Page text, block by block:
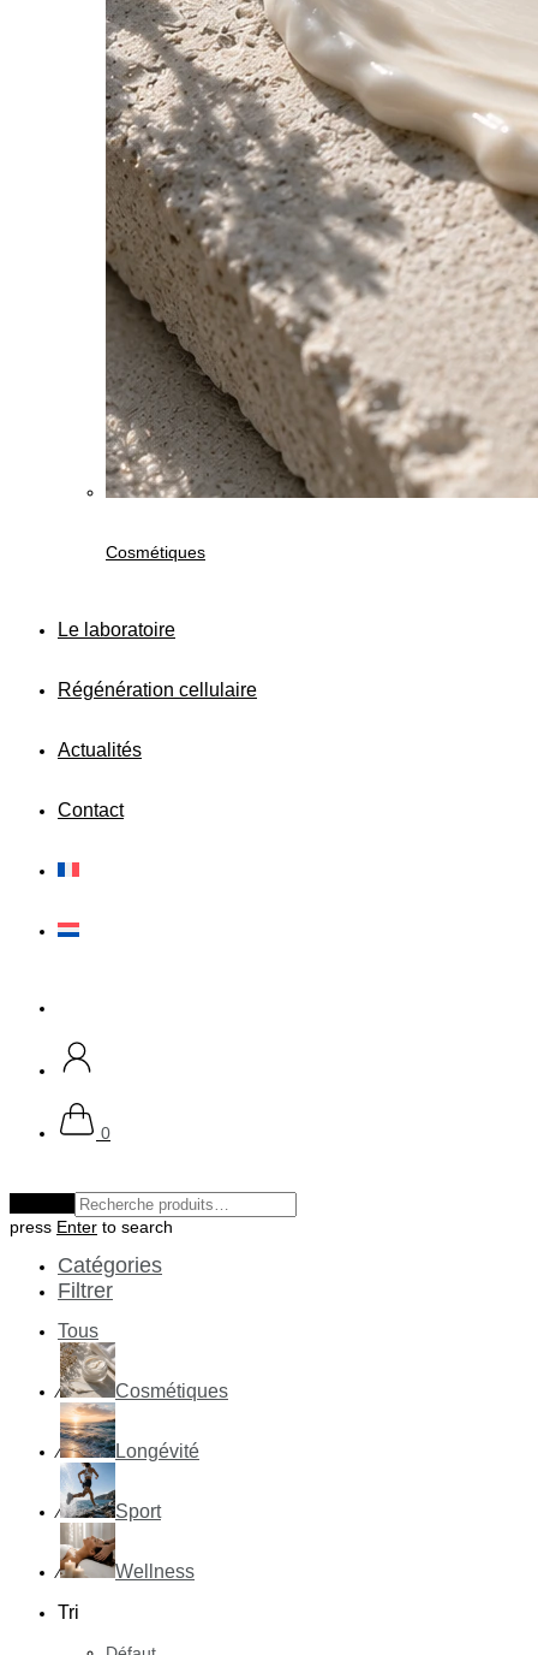
Cosmétiques
Le laboratoire
Régénération cellulaire
Actualités
Contact
0
press Enter to search
Catégories
Filtrer
Tous
⁄ Cosmétiques
⁄ Longévité
⁄ Sport
⁄
Wellness
Tri